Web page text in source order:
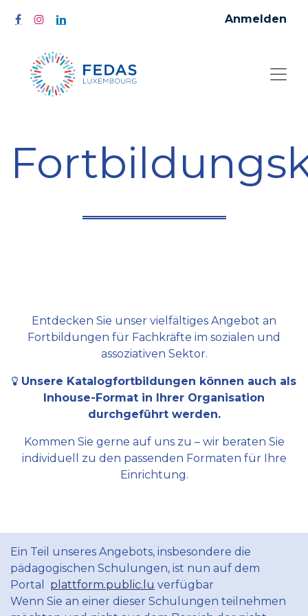
Anmelden
Entdecken Sie unser vielfältiges Angebot an
Fortbildungen für Fachkräfte im sozialen und
assoziativen Sektor.
Unsere Katalogfortbildungen können auch als
Inhouse-Format in Ihrer Organisation
durchgeführt werden.
Kommen Sie gerne auf uns zu – wir beraten Sie
individuell zu den passenden Formaten für Ihre
Einrichtung.
Ein Teil unseres Angebots, insbesondere die
pädagogischen Schulungen, ist nun auf dem
Portal plattform.public.lu verfügbar
Wenn Sie an einer dieser Schulungen teilnehmen